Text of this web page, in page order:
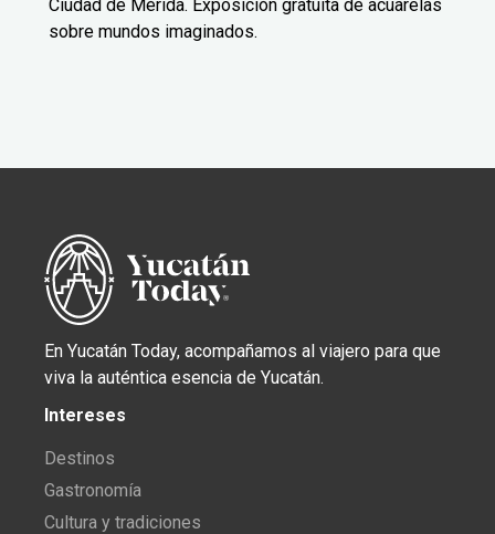
Ciudad de Mérida. Exposición gratuita de acuarelas
sobre mundos imaginados.
En Yucatán Today, acompañamos al viajero para que
viva la auténtica esencia de Yucatán.
Intereses
Destinos
Gastronomía
Cultura y tradiciones